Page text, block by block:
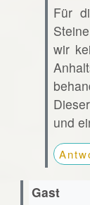
Für
wir
und
Gast